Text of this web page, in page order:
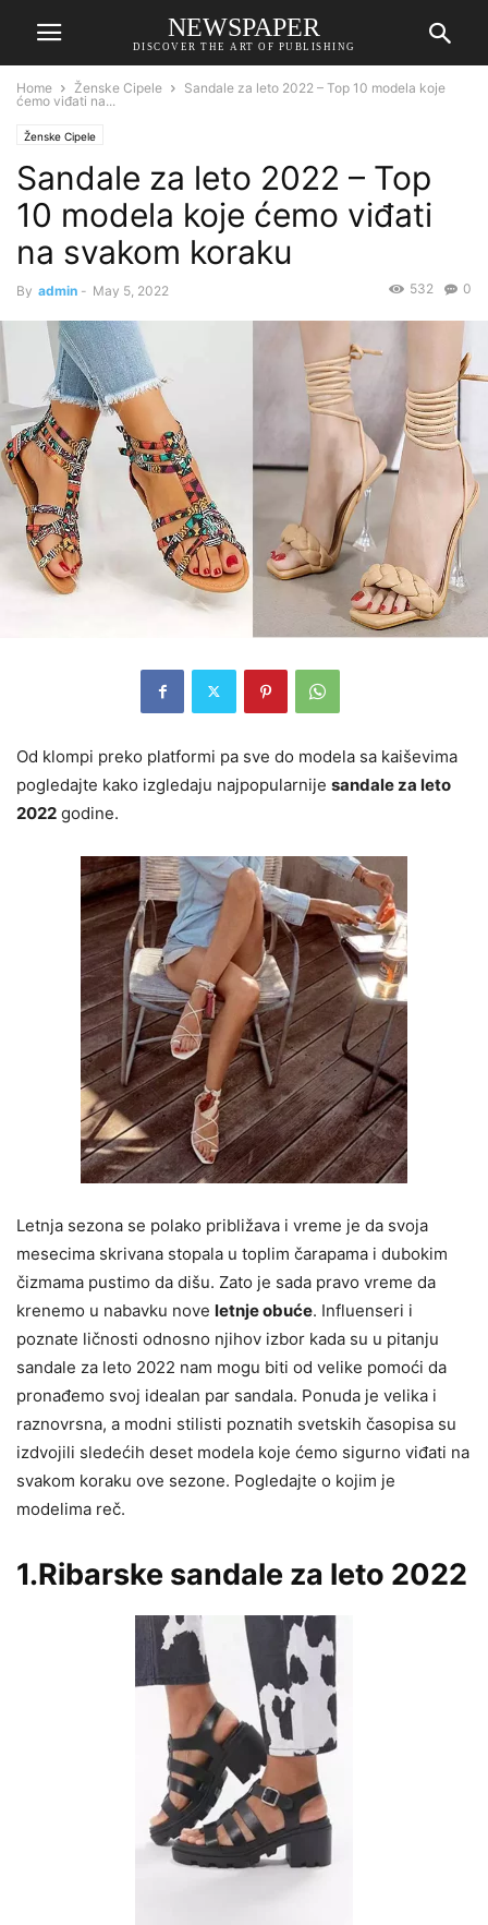
NEWSPAPER
DISCOVER THE ART OF PUBLISHING
Home Ženske Cipele
Sandale za leto 2022 – Top 10 modela koje
ćemo viđati na...
Ženske Cipele
Sandale za leto 2022 – Top
10 modela koje ćemo viđati
na svakom koraku
By admin - May 5, 2022 0
532
Od klompi preko platformi pa sve do modela sa kaiševima
pogledajte kako izgledaju najpopularnije sandale za leto
2022 godine.
Letnja sezona se polako približava i vreme je da svoja
mesecima skrivana stopala u toplim čarapama i dubokim
čizmama pustimo da dišu. Zato je sada pravo vreme da
krenemo u nabavku nove letnje obuće. Influenseri i
poznate ličnosti odnosno njihov izbor kada su u pitanju
sandale za leto 2022 nam mogu biti od velike pomoći da
pronađemo svoj idealan par sandala. Ponuda je velika i
raznovrsna, a modni stilisti poznatih svetskih časopisa su
izdvojili sledećih deset modela koje ćemo sigurno viđati na
svakom koraku ove sezone. Pogledajte o kojim je
modelima reč.
1.Ribarske sandale za leto 2022